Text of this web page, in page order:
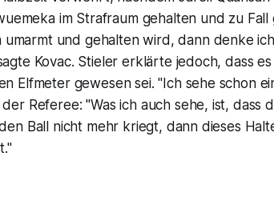
im Strafraum gehalten und zu
umarmt und gehalten wird, dann denke
Kovac. Stieler erklärte jedoch, dass
Elfmeter gewesen sei. "Ich sehe schon
der Referee: "Was ich auch sehe, ist,
Ball nicht mehr kriegt, dann dieses